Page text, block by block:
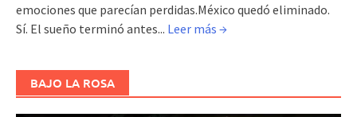
emociones que parecían perdidas.México quedó eliminado.
Sí. El sueño terminó antes... Leer más →
BAJO LA ROSA